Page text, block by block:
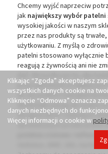
Chcemy wyjść naprzeciw
jak największy wybór
wysokiej jakości w naszym
przez nas produkty są
użytkowaniu. Z myślą o
patelni stosowano wyłącznie
reagują z żywnością ani nie
przyrządzanymi w
do wszystkich rodzajów
doskonale pasują do
designerskich i stylowych
sprawdzonych producentów
Ambition, WMF, Silit, Gerlach
Klikając “Zgoda” akceptujesz
wszystkich danych cookie na
Kliknięcie “Odmowa” oznacza
danych niezbędnych do
Więcej informacji o cookie w